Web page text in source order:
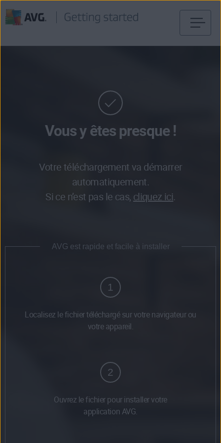
Vous y êtes presque !
Votre téléchargement va démarrer
automatiquement.
Si ce n’est pas le cas, cliquez ici.
AVG est rapide et facile à installer
1
Localisez le fichier téléchargé sur votre navigateur ou
votre appareil.
2
Ouvrez le fichier pour installer votre
application AVG.